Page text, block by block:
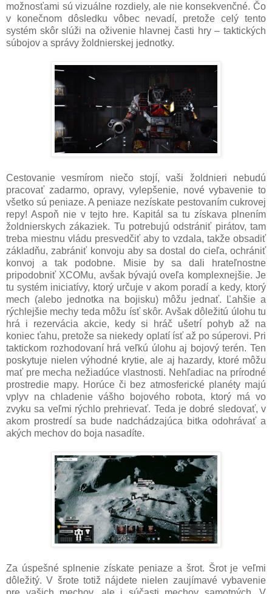
možnosťami sú vizuálne rozdiely, ale nie konsekvenčné. Čo
v konečnom dôsledku vôbec nevadí, pretože celý tento
systém skôr slúži na oživenie hlavnej časti hry – taktických
súbojov a správy žoldnierskej jednotky.
Cestovanie vesmírom niečo stojí, vaši žoldnieri nebudú
pracovať zadarmo, opravy, vylepšenie, nové vybavenie to
všetko sú peniaze. A peniaze nezískate pestovaním cukrovej
repy! Aspoň nie v tejto hre. Kapitál sa tu získava plnením
žoldnierskych zákaziek. Tu potrebujú odstrániť pirátov, tam
treba miestnu vládu presvedčiť aby to vzdala, takže obsadiť
základňu, zabrániť konvoju aby sa dostal do cieľa, ochrániť
konvoj a tak podobne. Misie by sa dali hrateľnostne
pripodobniť XCOMu, avšak bývajú oveľa komplexnejšie. Je
tu systém iniciatívy, ktorý určuje v akom poradí a kedy, ktorý
mech (alebo jednotka na bojisku) môžu jednať. Ľahšie a
rýchlejšie mechy teda môžu ísť skôr. Avšak dôležitú úlohu tu
hrá i rezervácia akcie, kedy si hráč ušetrí pohyb až na
koniec ťahu, pretože sa niekedy oplatí ísť až po súperovi. Pri
taktickom rozhodovaní hrá veľkú úlohu aj bojový terén. Ten
poskytuje nielen výhodné krytie, ale aj hazardy, ktoré môžu
mať pre mecha nežiadúce vlastnosti. Nehľadiac na prírodné
prostredie mapy. Horúce či bez atmosferické planéty majú
vplyv na chladenie vášho bojového robota, ktorý má vo
zvyku sa veľmi rýchlo prehrievať. Teda je dobré sledovať, v
akom prostredí sa bude nadchádzajúca bitka odohrávať a
akých mechov do boja nasadíte.
Za úspešné splnenie získate peniaze a šrot. Šrot je veľmi
dôležitý. V šrote totiž nájdete nielen zaujímavé vybavenie